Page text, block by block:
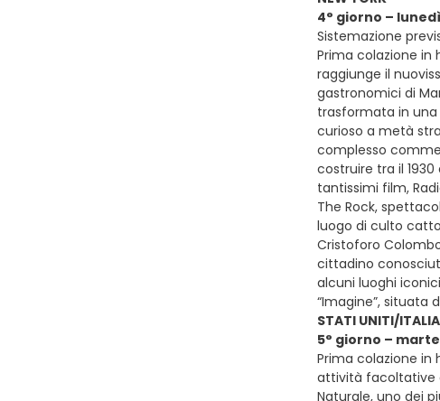
4° giorno – lunedì
Sistemazione
Prima colazione in
raggiunge il
gastronomici di
trasformata in una
curioso a metà
complesso
costruire tra il
tantissimi film,
The Rock,
luogo di culto
Cristoforo
cittadino
alcuni luoghi
“Imagine”, situata
STATI UNITI/ITALIA
5° giorno –
Prima colazione in
attività facoltative
Naturale, uno dei